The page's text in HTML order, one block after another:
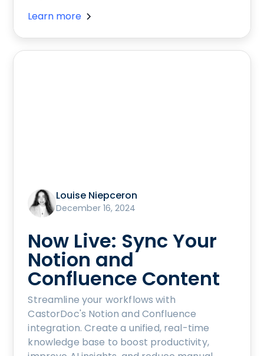
Learn more
Louise Niepceron
December 16, 2024
Now Live: Sync Your
Notion and
Confluence Content
Streamline your workflows with
CastorDoc's Notion and Confluence
integration. Create a unified, real-time
knowledge base to boost productivity,